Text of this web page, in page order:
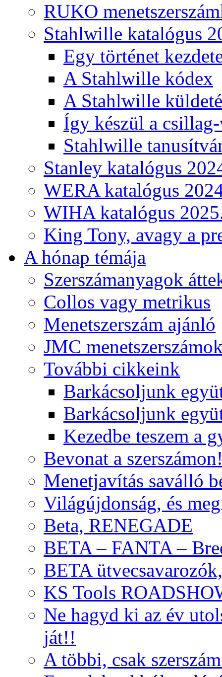
RUKO
Stahlwille katalógus
Egy történet
A Stahlwille kódex
A Stahlwille
Így készül a
Stahlwille
Stanley katalógus
WERA katalógus
WIHA katalógus
King Tony, avagy a
A hónap témája
Szerszámanyagok
Collos vagy metrikus
Menetszerszám ajánló
JMC
További cikkeink
Barkácsoljunk
Barkácsoljunk
Kezedbe teszem a
Bevonat a
Menetjavítás saválló
Világújdonság, és
Beta, RENEGADE
BETA – FANTA –
BETA
KS Tools
Ne hagyd ki az év
ját!!
A többi, csak